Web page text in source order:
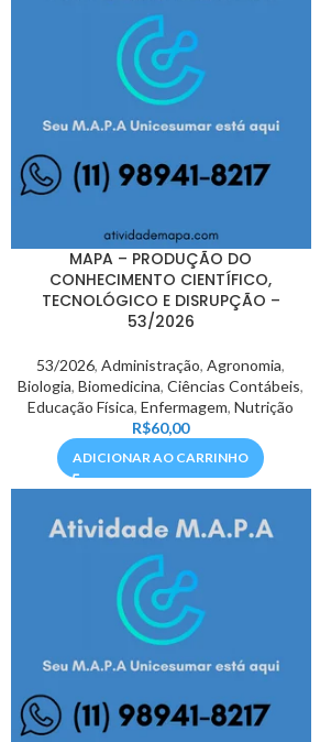
MAPA – PRODUÇÃO DO
CONHECIMENTO CIENTÍFICO,
TECNOLÓGICO E DISRUPÇÃO –
53/2026
53/2026,Administração,Agronomia,
Biologia,Biomedicina,Ciências Contábeis,
Educação Física,Enfermagem,Nutrição
R$60,00
ADICIONAR AO CARRINHO